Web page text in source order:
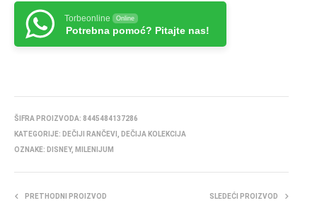
Torbeonline Online
Potrebna pomoć? Pitajte nas!
ŠIFRA PROIZVODA: 8445484137286
KATEGORIJE: DEČIJI RANČEVI
DEČIJA KOLEKCIJA
OZNAKE: DISNEY, MILENIJUM
PRETHODNI PROIZVOD SLEDEĆI PROIZVOD